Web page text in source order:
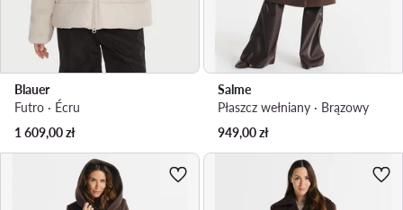
Blauer
Futro · Écru
1 609,00zł
Salme
Płaszcz wełniany · Brązowy
949,00zł